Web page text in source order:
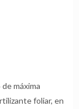
máxima
foliar, en